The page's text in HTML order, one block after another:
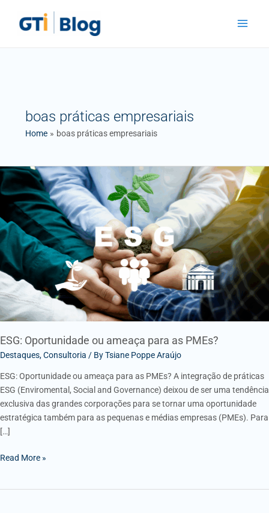
content
boas práticas empresariais
Home boas práticas empresariais
ESG: Oportunidade ou ameaça para as PMEs?
Destaques,Consultoria / ByTsiane Poppe Araújo
ESG: Oportunidade ou ameaça para as PMEs? A integração de práticas
ESG (Enviromental, Social and Governance) deixou de ser uma tendência
exclusiva das grandes corporações para se tornar uma oportunidade
estratégica também para as pequenas e médias empresas (PMEs). Para
[…]
ESG:
Oportunidade
ameaça
para
as
PMEs?
Read More »